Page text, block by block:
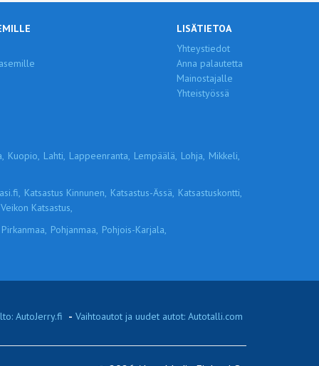
LISÄTIETOA
Yhteystiedot
Anna palautetta
Mainostajalle
Yhteistyössä
Kuopio, Lahti, Lappeenranta, Lempäälä, Lohja, Mikkeli,
Katsastus Kinnunen, Katsastus-Ässä, Katsastuskontti,
Veikon Katsastus,
Pirkanmaa, Pohjanmaa, Pohjois-Karjala,
AutoJerry.fi - Vaihtoautot ja uudet autot: Autotalli.com